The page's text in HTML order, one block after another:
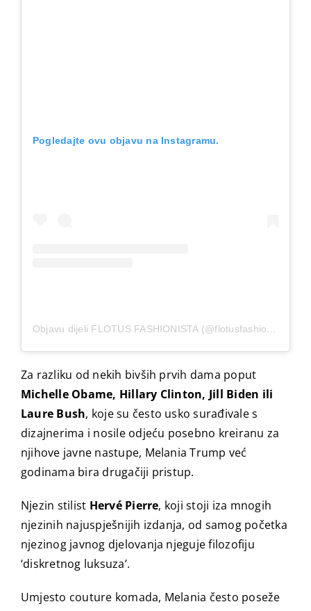
Pogledajte ovu objavu na Instagramu.
Objavu dijeli FLOTUS FASHIONISTA (@flotusfashionista)
Za razliku od nekih bivših prvih dama poput
Michelle Obame, Hillary Clinton, Jill Biden ili
Laure Bush, koje su često usko surađivale s
dizajnerima i nosile odjeću posebno kreiranu za
njihove javne nastupe, Melania Trump već
godinama bira drugačiji pristup.
Njezin stilist Hervé Pierre, koji stoji iza mnogih
njezinih najuspješnijih izdanja, od samog početka
njezinog javnog djelovanja njeguje filozofiju
‘diskretnog luksuza’.
Umjesto couture komada, Melania često poseže